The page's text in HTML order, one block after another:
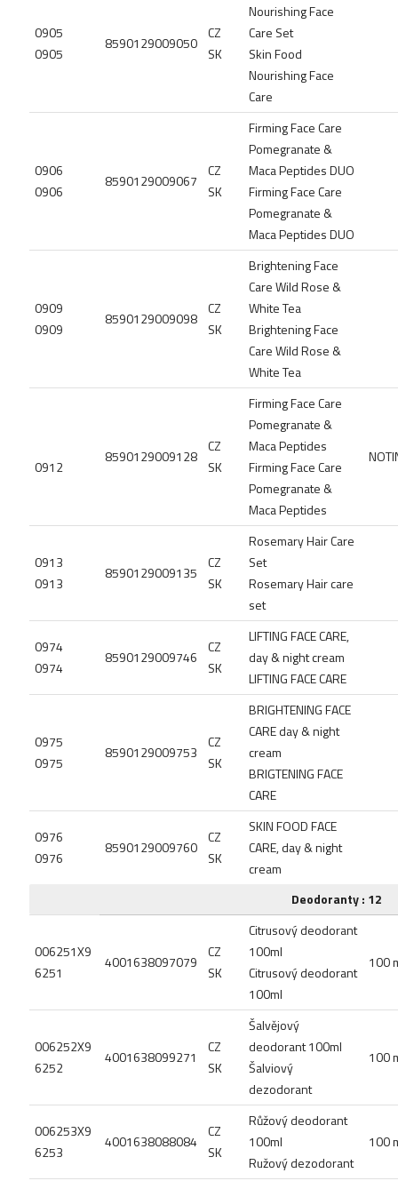
0905
0905
8590129009050
CZ
SK
Nourishing Face
Care Set
Skin Food
Nourishing Face
Care
0906
0906
8590129009067
CZ
SK
Firming Face Care
Pomegranate &
Maca Peptides DUO
Firming Face Care
Pomegranate &
Maca Peptides DUO
0909
0909
8590129009098
CZ
SK
Brightening Face
Care Wild Rose &
White Tea
Brightening Face
Care Wild Rose &
White Tea
0912
8590129009128
CZ
SK
Firming Face Care
Pomegranate &
Maca Peptides
Firming Face Care
Pomegranate &
Maca Peptides
0913
0913
8590129009135
CZ
SK
Rosemary Hair Care
Set
Rosemary Hair care
set
0974
0974
8590129009746
CZ
SK
LIFTING FACE CARE,
day & night cream
LIFTING FACE CARE
0975
0975
8590129009753
CZ
SK
BRIGHTENING FACE
CARE day & night
cream
BRIGTENING FACE
CARE
0976
0976
8590129009760
CZ
SK
SKIN FOOD FACE
CARE, day & night
cream
Deodoranty : 12
006251X9
6251
4001638097079
CZ
SK
Citrusový deodorant
100ml
Citrusový deodorant
100ml
100
006252X9
6252
4001638099271
CZ
SK
Šalvějový
deodorant 100ml
Šalviový
dezodorant
100
006253X9
6253
4001638088084
CZ
SK
Růžový deodorant
100ml
Ružový dezodorant
100